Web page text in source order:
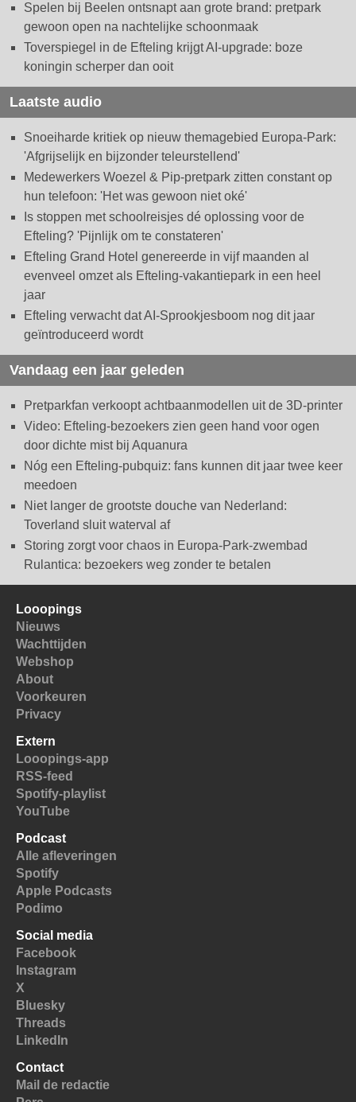
Spelen bij Beelen ontsnapt aan grote brand: pretpark
gewoon open na nachtelijke schoonmaak
Toverspiegel in de Efteling krijgt AI-upgrade: boze
koningin scherper dan ooit
Laatste audio
Snoeiharde kritiek op nieuw themagebied Europa-Park:
'Afgrijselijk en bijzonder teleurstellend'
Medewerkers Woezel & Pip-pretpark zitten constant op
hun telefoon: 'Het was gewoon niet oké'
Is stoppen met schoolreisjes dé oplossing voor de
Efteling? 'Pijnlijk om te constateren'
Efteling Grand Hotel genereerde in vijf maanden al
evenveel omzet als Efteling-vakantiepark in een heel
jaar
Efteling verwacht dat AI-Sprookjesboom nog dit jaar
geïntroduceerd wordt
Vandaag een jaar geleden
Pretparkfan verkoopt achtbaanmodellen uit de 3D-printer
Video: Efteling-bezoekers zien geen hand voor ogen
door dichte mist bij Aquanura
Nóg een Efteling-pubquiz: fans kunnen dit jaar twee keer
meedoen
Niet langer de grootste douche van Nederland:
Toverland sluit waterval af
Storing zorgt voor chaos in Europa-Park-zwembad
Rulantica: bezoekers weg zonder te betalen
Looopings
Nieuws
Wachttijden
Webshop
About
Voorkeuren
Privacy
Extern
Looopings-app
RSS-feed
Spotify-playlist
YouTube
Podcast
Alle afleveringen
Spotify
Apple Podcasts
Podimo
Social media
Facebook
Instagram
X
Bluesky
Threads
LinkedIn
Contact
Mail de redactie